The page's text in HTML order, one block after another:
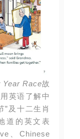
Year Race故
英语了解中
”及十二生肖
道的英文表
、Chinese